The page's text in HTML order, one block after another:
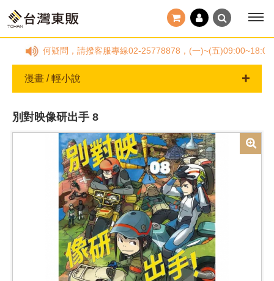
有任何疑問，請撥客服專線02-25778878，(一)~(五)09:00~18:00，
漫畫 / 輕小說
別對映像研出手 8